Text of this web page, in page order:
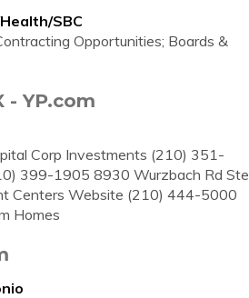
SBC
Opportunities; Boards &
- YP.com
Corp Investments (210) 351-
399-1905 8930 Wurzbach Rd Ste
Centers Website (210) 444-5000
Homes